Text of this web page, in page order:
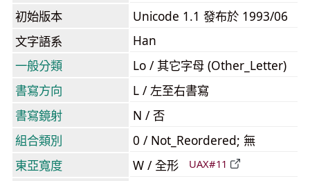
初始版本
Unicode 1.1 發布於 1993/06
文字語系
Han
一般分類
Lo / 其它字母 (Other_Letter)
書寫方向
L / 左至右書寫
書寫鏡射
N / 否
組合類別
0 / Not_Reordered; 無
東亞寬度
W / 全形 UAX#11